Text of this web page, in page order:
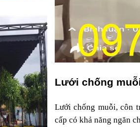
Lưới chống
Lưới chống muỗi, côn
cấp có khả năng ngăn